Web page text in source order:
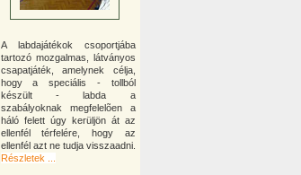
A labdajátékok csoportjába
tartozó mozgalmas, látványos
csapatjáték, amelynek célja,
hogy a speciális - tollból
készült - labda a
szabályoknak megfelelõen a
háló felett úgy kerüljön át az
ellenfél térfelére, hogy az
ellenfél azt ne tudja visszaadni.
Részletek ...